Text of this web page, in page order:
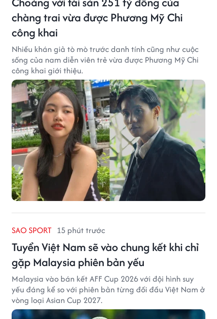
chàng trai vừa được Phương Mỹ Chi
công khai
Nhiều khán giả tò mò trước danh tính cũng như cuộc
sống của nam diễn viên trẻ vừa được Phương Mỹ Chi
công khai giới thiệu.
SAO SPORT 15 phút trước
Tuyển Việt Nam sẽ vào chung kết khi chỉ
gặp Malaysia phiên bản yếu
Malaysia vào bán kết AFF Cup 2026 với đội hình suy
yếu đáng kể so với phiên bản từng đối đầu Việt Nam ở
vòng loại Asian Cup 2027.